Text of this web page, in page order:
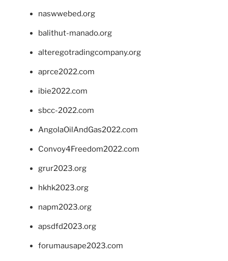
naswwebed.org
balithut-manado.org
alteregotradingcompany.org
aprce2022.com
ibie2022.com
sbcc-2022.com
AngolaOilAndGas2022.com
Convoy4Freedom2022.com
grur2023.org
hkhk2023.org
napm2023.org
apsdfd2023.org
forumausape2023.com